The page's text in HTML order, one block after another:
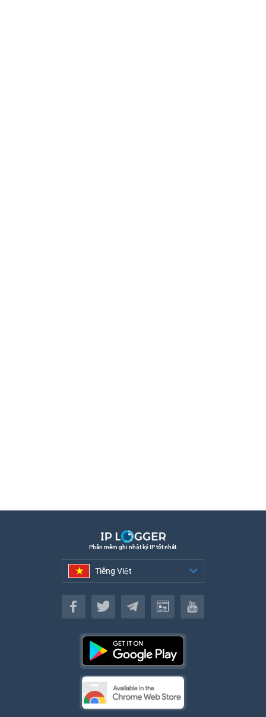
Phần mềm ghi nhật ký IP tốt nhất
Tiếng Việt
Tiếng Việt